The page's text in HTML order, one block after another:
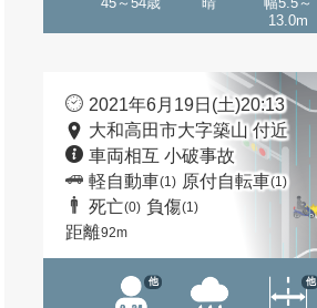
13.0m
2021年6月19日(土)20:13
大和高田市大字築山 付近
車両相互 小破事故
軽自動車(1) 原付自転車(1)
死亡(0) 負傷(1)
距離92m
他 他